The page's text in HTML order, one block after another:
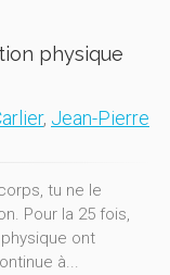
physique
, Jean-Pierre
tu ne le
Pour la 25 fois,
ont
à...